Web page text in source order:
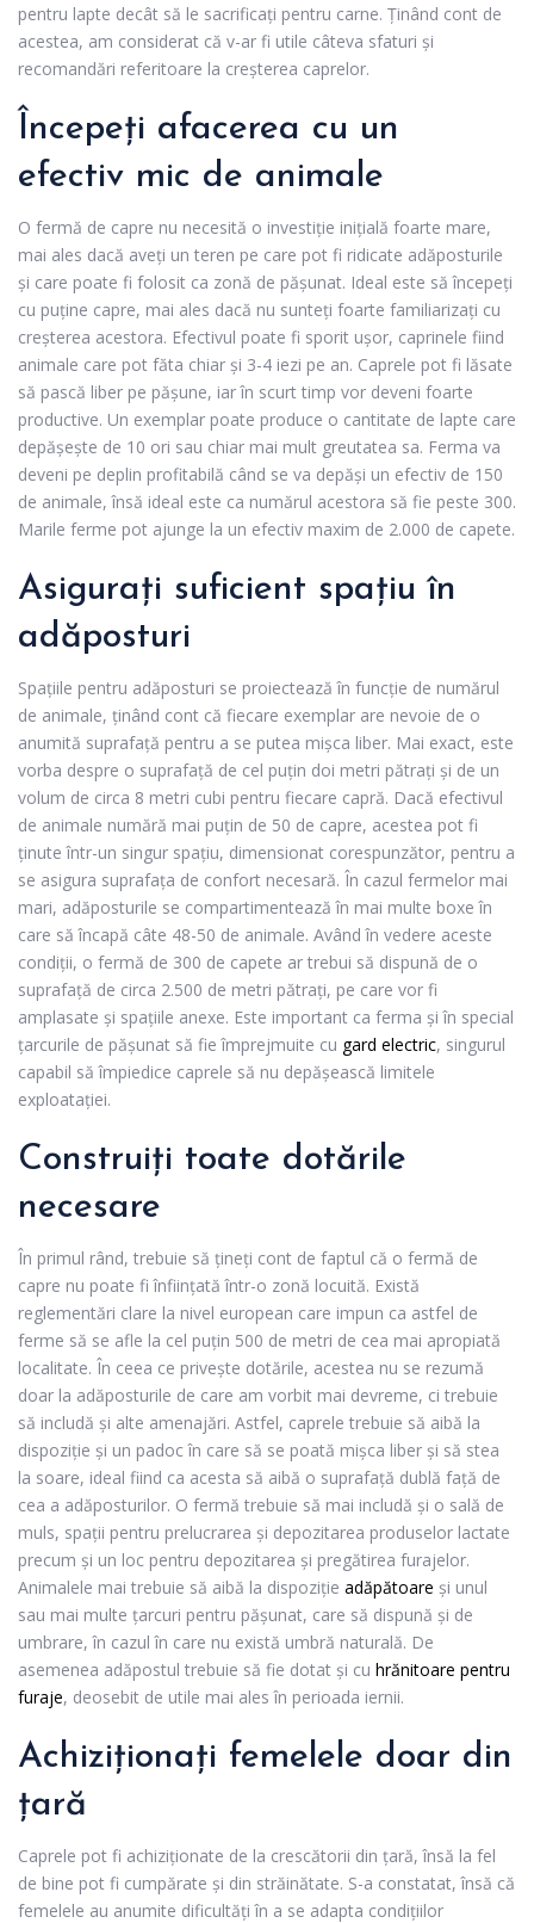
pentru lapte decât să le sacrificați pentru carne. Ținând cont de
acestea, am considerat că v-ar fi utile câteva sfaturi și
recomandări referitoare la creșterea caprelor.
Începeți afacerea cu un
efectiv mic de animale
O fermă de capre nu necesită o investiție inițială foarte mare,
mai ales dacă aveți un teren pe care pot fi ridicate adăposturile
și care poate fi folosit ca zonă de pășunat. Ideal este să începeți
cu puține capre, mai ales dacă nu sunteți foarte familiarizați cu
creșterea acestora. Efectivul poate fi sporit ușor, caprinele fiind
animale care pot făta chiar și 3-4 iezi pe an. Caprele pot fi lăsate
să pască liber pe pășune, iar în scurt timp vor deveni foarte
productive. Un exemplar poate produce o cantitate de lapte care
depășește de 10 ori sau chiar mai mult greutatea sa. Ferma va
deveni pe deplin profitabilă când se va depăși un efectiv de 150
de animale, însă ideal este ca numărul acestora să fie peste 300.
Marile ferme pot ajunge la un efectiv maxim de 2.000 de capete.
Asigurați suficient spațiu în
adăposturi
Spațiile pentru adăposturi se proiectează în funcție de numărul
de animale, ținând cont că fiecare exemplar are nevoie de o
anumită suprafață pentru a se putea mișca liber. Mai exact, este
vorba despre o suprafață de cel puțin doi metri pătrați și de un
volum de circa 8 metri cubi pentru fiecare capră. Dacă efectivul
de animale numără mai puțin de 50 de capre, acestea pot fi
ținute într-un singur spațiu, dimensionat corespunzător, pentru a
se asigura suprafața de confort necesară. În cazul fermelor mai
mari, adăposturile se compartimentează în mai multe boxe în
care să încapă câte 48-50 de animale. Având în vedere aceste
condiții, o fermă de 300 de capete ar trebui să dispună de o
suprafață de circa 2.500 de metri pătrați, pe care vor fi
amplasate și spațiile anexe. Este important ca ferma și în special
țarcurile de pășunat să fie împrejmuite cu gard electric, singurul
capabil să împiedice caprele să nu depășească limitele
exploatației.
Construiți toate dotările
necesare
În primul rând, trebuie să țineți cont de faptul că o fermă de
capre nu poate fi înființată într-o zonă locuită. Există
reglementări clare la nivel european care impun ca astfel de
ferme să se afle la cel puțin 500 de metri de cea mai apropiată
localitate. În ceea ce privește dotările, acestea nu se rezumă
doar la adăposturile de care am vorbit mai devreme, ci trebuie
să includă și alte amenajări. Astfel, caprele trebuie să aibă la
dispoziție și un padoc în care să se poată mișca liber și să stea
la soare, ideal fiind ca acesta să aibă o suprafață dublă față de
cea a adăposturilor. O fermă trebuie să mai includă și o sală de
muls, spații pentru prelucrarea și depozitarea produselor lactate
precum și un loc pentru depozitarea și pregătirea furajelor.
Animalele mai trebuie să aibă la dispoziție adăpătoare și unul
sau mai multe țarcuri pentru pășunat, care să dispună și de
umbrare, în cazul în care nu există umbră naturală. De
asemenea adăpostul trebuie să fie dotat și cu hrănitoare pentru
furaje, deosebit de utile mai ales în perioada iernii.
Achiziționați femelele doar din
țară
Caprele pot fi achiziționate de la crescătorii din țară, însă la fel
de bine pot fi cumpărate și din străinătate. S-a constatat, însă că
femelele au anumite dificultăți în a se adapta condițiilor